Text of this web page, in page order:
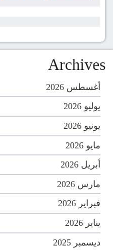
Archives
أغسطس 2026
يوليو 2026
يونيو 2026
مايو 2026
أبريل 2026
مارس 2026
فبراير 2026
يناير 2026
ديسمبر 2025